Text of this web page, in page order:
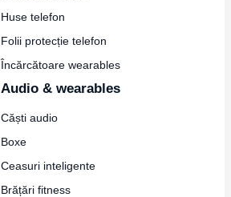
Huse telefon
Folii protecție telefon
Încărcătoare wearables
Audio & wearables
Căști audio
Boxe
Ceasuri inteligente
Brățări fitness